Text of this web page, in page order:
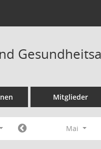
Mitglieder
Mai